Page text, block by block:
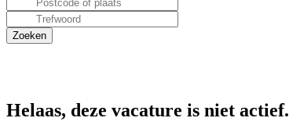
Helaas, deze vacature is niet actief.